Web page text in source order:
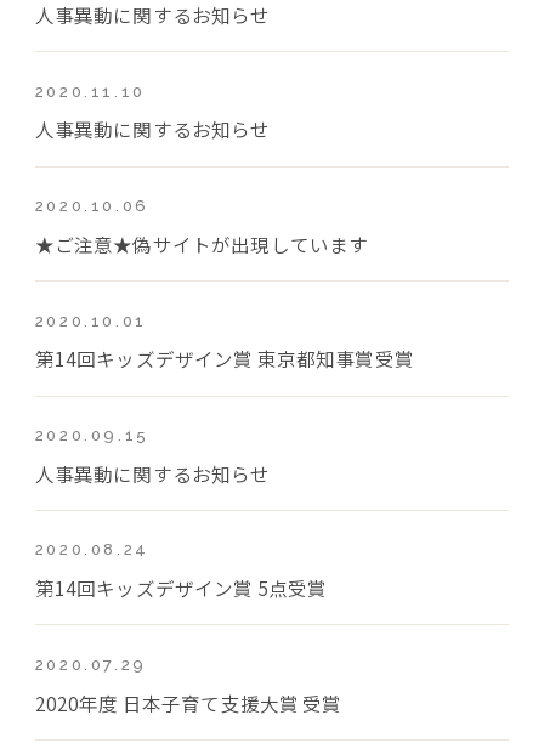
人事異動に関するお知らせ
2020.11.10
人事異動に関するお知らせ
2020.10.06
★ご注意★偽サイトが出現しています
2020.10.01
第14回キッズデザイン賞 東京都知事賞受賞
2020.09.15
人事異動に関するお知らせ
2020.08.24
第14回キッズデザイン賞 5点受賞
2020.07.29
2020年度 日本子育て支援大賞 受賞